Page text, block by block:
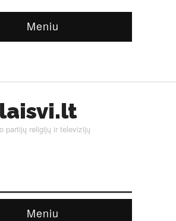
Meniu
partijų religijų ir televizijų
Meniu